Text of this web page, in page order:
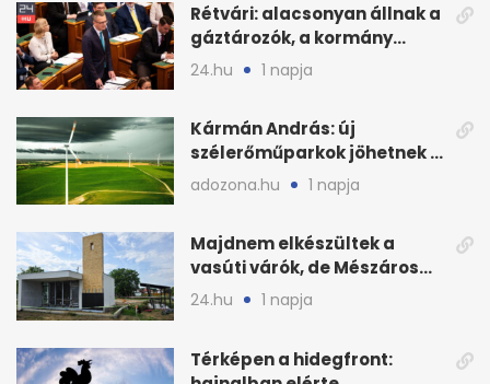
Rétvári: alacsonyan állnak a
gáztározók, a kormány
válságról válságra jut
24.hu 1 napja
Kármán András: új
szélerőműparkok jöhetnek a
kormányülés döntése
adozona.hu 1 napja
Majdnem elkészültek a
vasúti várók, de Mészáros
bizalmasa leromboltatja
24.hu 1 napja
Térképen a hidegfront: